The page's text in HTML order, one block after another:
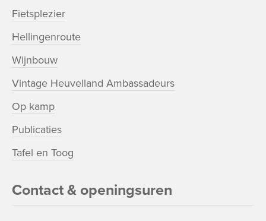
Fietsplezier
Hellingenroute
Wijnbouw
Vintage Heuvelland Ambassadeurs
Op kamp
Publicaties
Tafel en Toog
Contact & openingsuren